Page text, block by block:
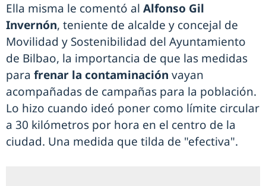
Ella misma le comentó al Alfonso Gil
Invernón, teniente de alcalde y concejal de
Movilidad y Sostenibilidad del Ayuntamiento
de Bilbao, la importancia de que las medidas
para frenar la contaminación vayan
acompañadas de campañas para la población.
Lo hizo cuando ideó poner como límite circular
a 30 kilómetros por hora en el centro de la
ciudad. Una medida que tilda de "efectiva".